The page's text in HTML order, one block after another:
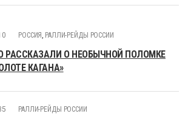
РОССИЯ , РАЛЛИ-РЕЙДЫ РОССИИ
РАССКАЗАЛИ О НЕОБЫЧНОЙ ПОЛОМКЕ
КАГАНА»
РАЛЛИ-РЕЙДЫ РОССИИ